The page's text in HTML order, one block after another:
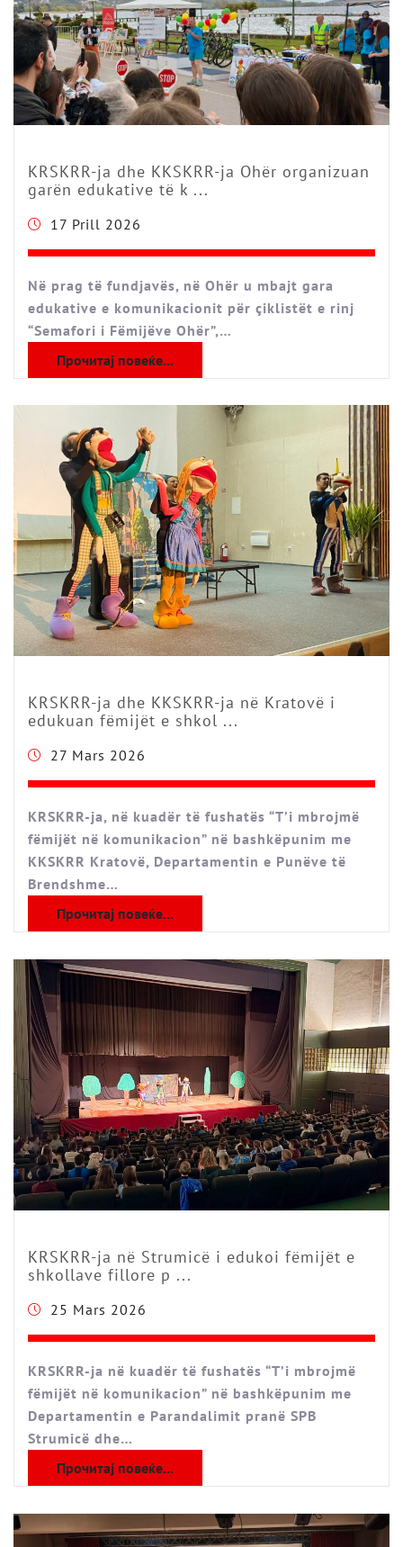
KRSKRR-ja dhe KKSKRR-ja Ohër organizuan
garën edukative të k ...
17 Prill 2026
Në prag të fundjavës, në Ohër u mbajt gara
edukative e komunikacionit për çiklistët e rinj
“Semafori i Fëmijëve Ohër”,…
Прочитај повеќе...
KRSKRR-ja dhe KKSKRR-ja në Kratovë i
edukuan fëmijët e shkol ...
27 Mars 2026
KRSKRR-ja, në kuadër të fushatës “T’i mbrojmë
fëmijët në komunikacion” në bashkëpunim me
KKSKRR Kratovë, Departamentin e Punëve të
Brendshme…
Прочитај повеќе...
KRSKRR-ja në Strumicë i edukoi fëmijët e
shkollave fillore p ...
25 Mars 2026
КRSKRR-ja në kuadër të fushatës “T’i mbrojmë
fëmijët në komunikacion” në bashkëpunim me
Departamentin e Parandalimit pranë SPB
Strumicë dhe…
Прочитај повеќе...